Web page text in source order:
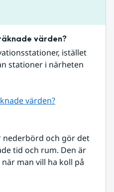
värden?
istället
stationer i närheten
värden?
nederbörd och gör det
tid och rum. Den är
man vill ha koll på